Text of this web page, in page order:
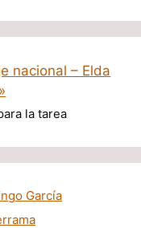
nacional – Elda
la tarea
García